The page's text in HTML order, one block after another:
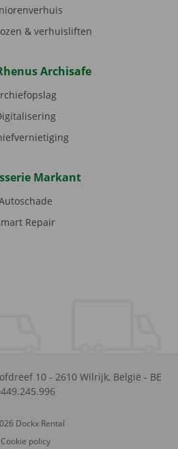
& verhuisliften
Archisafe
Markant
Repair
10 - 2610 Wilrijk, België - BE
Dockx Rental
Cookie policy